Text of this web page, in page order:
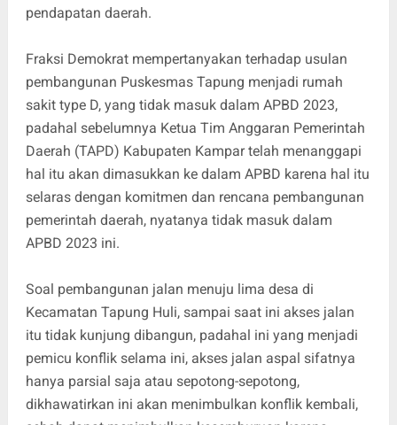
pendapatan daerah.
Fraksi Demokrat mempertanyakan terhadap usulan
pembangunan Puskesmas Tapung menjadi rumah
sakit type D, yang tidak masuk dalam APBD 2023,
padahal sebelumnya Ketua Tim Anggaran Pemerintah
Daerah (TAPD) Kabupaten Kampar telah menanggapi
hal itu akan dimasukkan ke dalam APBD karena hal itu
selaras dengan komitmen dan rencana pembangunan
pemerintah daerah, nyatanya tidak masuk dalam
APBD 2023 ini.
Soal pembangunan jalan menuju lima desa di
Kecamatan Tapung Huli, sampai saat ini akses jalan
itu tidak kunjung dibangun, padahal ini yang menjadi
pemicu konflik selama ini, akses jalan aspal sifatnya
hanya parsial saja atau sepotong-sepotong,
dikhawatirkan ini akan menimbulkan konflik kembali,